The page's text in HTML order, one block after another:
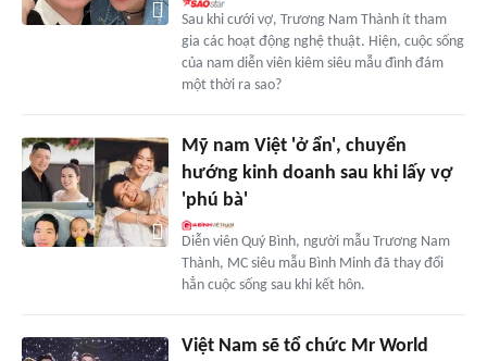
Sau khi cưới vợ, Trương Nam Thành ít tham
gia các hoạt động nghệ thuật. Hiện, cuộc sống
của nam diễn viên kiêm siêu mẫu đình đám
một thời ra sao?
Mỹ nam Việt 'ở ẩn', chuyển
hướng kinh doanh sau khi lấy vợ
'phú bà'
Diễn viên Quý Bình, người mẫu Trương Nam
Thành, MC siêu mẫu Bình Minh đã thay đổi
hẳn cuộc sống sau khi kết hôn.
Việt Nam sẽ tổ chức Mr World